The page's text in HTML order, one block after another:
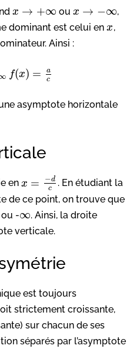
x → +∞ oux → −∞,
dominant est celui en x,
Ainsi :
f(x) =
a
c
asymptote horizontale
en x = −d
c
. En étudiant la
de ce point, on trouve que
ou -∞. Ainsi, la droite
verticale.
est toujours
strictement croissante,
sur chacun de ses
séparés par l’asymptote